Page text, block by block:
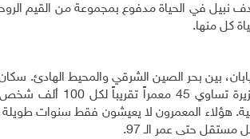
نبيل في الحياة مدفوع بمجموعة من القيم
كل منها.
إلى الجنوب من اليابان، بين بحر الصين الشرقي والمحيط
هؤلاء المعمرون لا يعيشون فقط سنوات
حتى عمر الـ 97.